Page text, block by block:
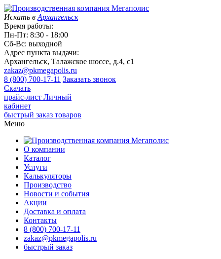
Искать в Архангельск
Время работы:
Пн-Пт: 8:30 - 18:00
Сб-Вс: выходной
Адрес пункта выдачи:
Архангельск, Талажское шоссе, д.4, с1
zakaz@pkmegapolis.ru
8 (800) 700-17-11 Заказать звонок
Скачать
прайс-лист Личный
кабинет
быстрый заказ товаров
Меню
О компании
Каталог
Услуги
Калькуляторы
Производство
Новости и события
Акции
Доставка и оплата
Контакты
8 (800) 700-17-11
zakaz@pkmegapolis.ru
быстрый заказ